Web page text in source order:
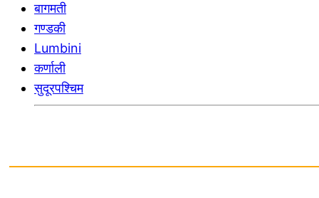
बागमती
गण्डकी
Lumbini
कर्णाली
सुदूरपश्चिम